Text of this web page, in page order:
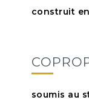
construit
soumis au